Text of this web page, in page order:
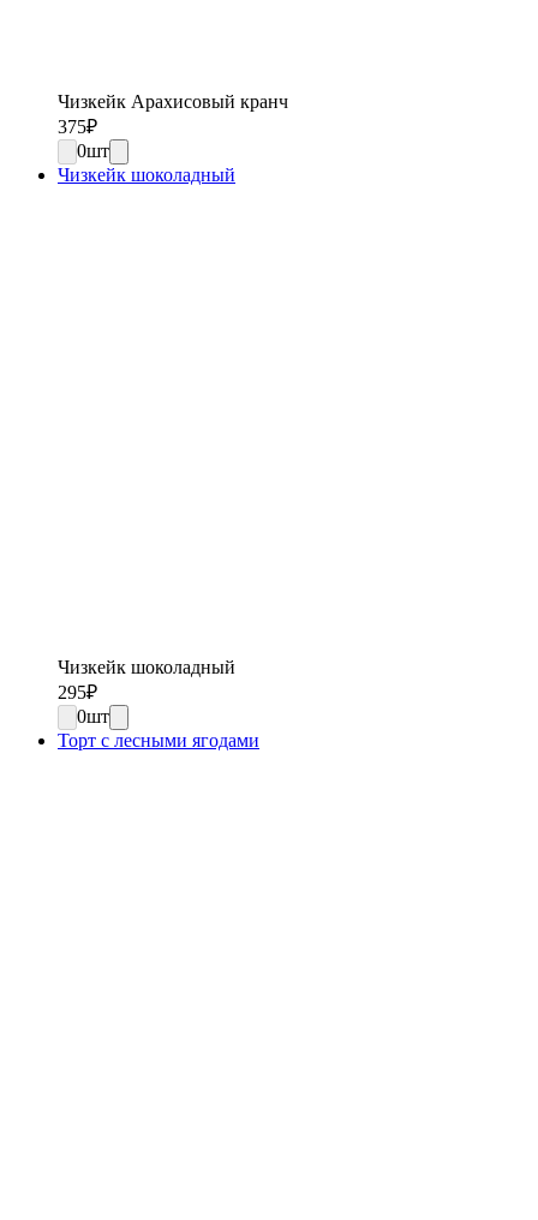
Чизкейк Арахисовый кранч
375₽
0шт
Чизкейк шоколадный
Чизкейк шоколадный
295₽
0шт
Торт с лесными ягодами